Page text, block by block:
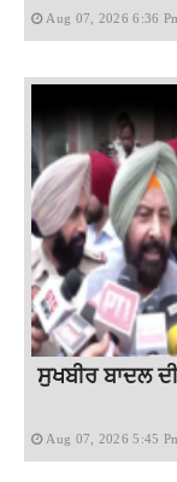
Aug 07, 2026 6:36
ਸੁਖਬੀਰ ਬਾਦਲ
Aug 07, 2026 5:45